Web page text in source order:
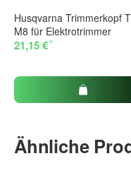
Husqvarna Trimmerkopf
M8 für Elektrotrimmer
21,15 €*
Ähnliche